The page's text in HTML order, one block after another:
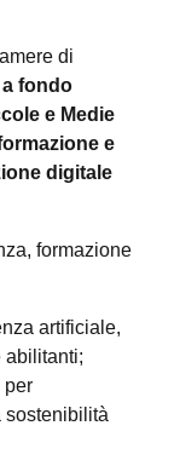
di
fondo
e Medie
e
digitale
formazione
artificiale,
abilitanti;
per
sostenibilità